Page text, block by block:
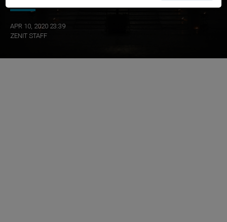
APR 10, 2020 23:39
ZENIT STAFF